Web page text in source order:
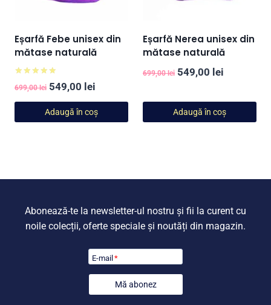
Eșarfă Febe unisex din
mătase naturală
Evaluat la
5.00
699,00lei Prețul
inițial
a
549,00 lei
curent
este:
Adaugă în coș
Eșarfă Nerea unisex din
mătase naturală
699,00lei Prețul
a
fost:
549,00 lei
este:
549,00
Adaugă în coș
Abonează-te la newsletter-ul nostru și fii la curent cu
noile colecții, oferte speciale și noutăți din magazin.
E-mail *
Mă abonez